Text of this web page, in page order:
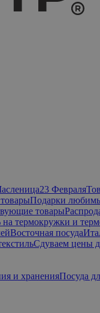
23 Февраля
Подарки
товары
на термокружки и
Восточная посуда
Сдуваем цены
и храненияПосуда